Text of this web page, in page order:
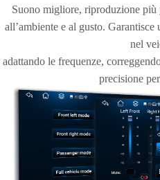
DSP / EQ
Suono migliore, riproduzione più
all’ambiente e al gusto.
nel
adattando le frequenze,